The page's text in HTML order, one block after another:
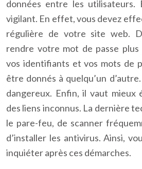
données entre les
vigilant. En effet, vous devez
régulière de votre site web.
rendre votre mot de passe plus
vos identifiants et vos mots de
être donnés à quelqu’un
dangereux. Enfin, il vaut mieux
des liens inconnus. La dernière
le pare-feu, de scanner
d’installer les antivirus. Ainsi,
inquiéter après ces démarches.